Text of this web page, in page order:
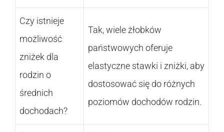
Czy istnieje
możliwość
zniżek dla
rodzin o
średnich
dochodach?
Tak, wiele żłobków
państwowych oferuje
elastyczne stawki i zniżki, aby
dostosować się do różnych
poziomów dochodów rodzin.